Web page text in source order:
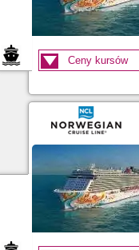
Ceny kursów